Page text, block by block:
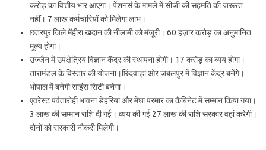
करोड़ का वित्तीय भार आएगा। पेंशनर्स के मामले में सीजी की सहमति की जरूरत
नहीं। 7 लाख कर्मचारियों को मिलेगा लाभ।
छतरपुर जिले मेंहीरा खदान की नीलामी को मंजूरी। 60 हज़ार करोड़ का अनुमानित
मूल्य होगा।
उज्जैन में उपक्षेत्रिय विज्ञान केंद्र की स्थापना होगी। 17 करोड़ का व्यय होगा।
तारामंडल के विस्तार की योजना।छिंदवाड़ा ओर जबलपुर में विज्ञान केंद्र बनेंगे।
भोपाल में बनेगी साइंस सिटी बनेगा।
एवरेस्ट पर्वतारोही भावना डेहरिया और मेघा परमार का कैबिनेट में सम्मान किया गया।
3 लाख की सम्मान राशि दी गई। व्यय की गई 27 लाख की राशि सरकार वहां करेगी।
दोनों को सरकारी नौकरी मिलेगी।